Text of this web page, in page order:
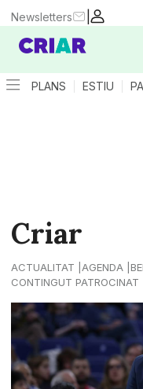
|
Newsletters
PLANS ESTIU
Criar
ACTUALITAT AGENDA
CONTINGUT PATROCINAT